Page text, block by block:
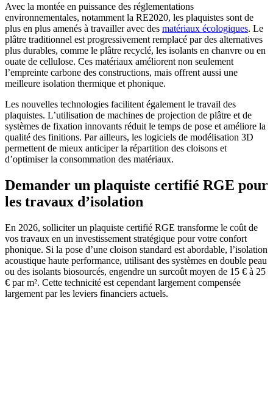
Avec la montée en puissance des réglementations
environnementales, notamment la RE2020, les plaquistes sont de
plus en plus amenés à travailler avec des matériaux écologiques. Le
plâtre traditionnel est progressivement remplacé par des alternatives
plus durables, comme le plâtre recyclé, les isolants en chanvre ou en
ouate de cellulose. Ces matériaux améliorent non seulement
l’empreinte carbone des constructions, mais offrent aussi une
meilleure isolation thermique et phonique.
Les nouvelles technologies facilitent également le travail des
plaquistes. L’utilisation de machines de projection de plâtre et de
systèmes de fixation innovants réduit le temps de pose et améliore la
qualité des finitions. Par ailleurs, les logiciels de modélisation 3D
permettent de mieux anticiper la répartition des cloisons et
d’optimiser la consommation des matériaux.
Demander un plaquiste certifié RGE pour
les travaux d’isolation
En 2026, solliciter un plaquiste certifié RGE transforme le coût de
vos travaux en un investissement stratégique pour votre confort
phonique. Si la pose d’une cloison standard est abordable, l’isolation
acoustique haute performance, utilisant des systèmes en double peau
ou des isolants biosourcés, engendre un surcoût moyen de 15 € à 25
€ par m². Cette technicité est cependant largement compensée
largement par les leviers financiers actuels.